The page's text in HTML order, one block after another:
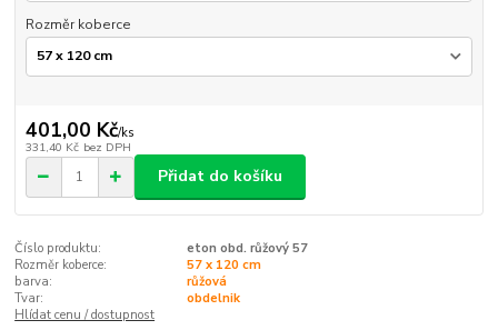
Rozměr koberce
401,00 Kč/ks
331,40 Kč bez DPH
Přidat do košíku
Číslo produktu:
eton obd. růžový 57
Rozměr koberce:
57 x 120 cm
barva:
růžová
Tvar:
obdelnik
Hlídat cenu / dostupnost